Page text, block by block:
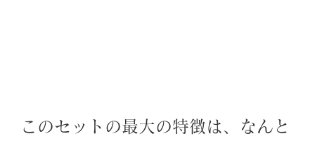
このセットの最大の特徴は、なんと